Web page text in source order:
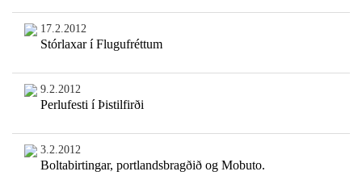
17.2.2012
Stórlaxar í Flugufréttum
9.2.2012
Perlufesti í Þistilfirði
3.2.2012
Boltabirtingar, portlandsbragðið og Mobuto.